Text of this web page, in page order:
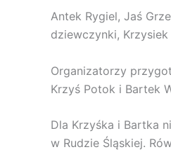
Antek Rygiel, Jaś
dziewczynki,
Organizatorzy
Krzyś Potok i Bartek
Dla Krzyśka i Bartka
w Rudzie Śląskiej.